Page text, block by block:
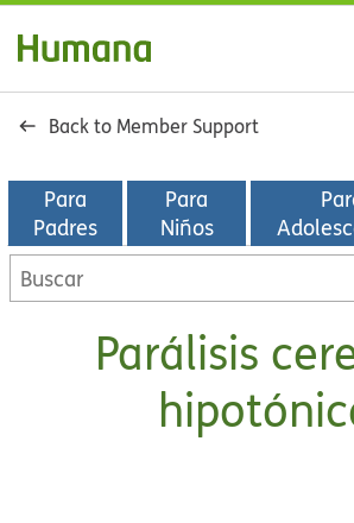
Back to Member Support
Para
Padres
Para
Niños
Buscar
en
Parálisis